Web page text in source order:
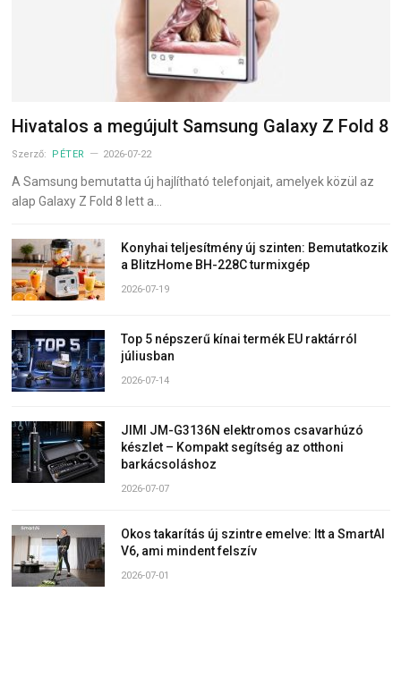
Hivatalos a megújult Samsung Galaxy Z Fold 8
Szerző: PÉTER 2026-07-22
A Samsung bemutatta új hajlítható telefonjait, amelyek közül az
alap Galaxy Z Fold 8 lett a…
Konyhai teljesítmény új szinten: Bemutatkozik
a BlitzHome BH-228C turmixgép
2026-07-19
Top 5 népszerű kínai termék EU raktárról
júliusban
2026-07-14
JIMI JM-G3136N elektromos csavarhúzó
készlet – Kompakt segítség az otthoni
barkácsoláshoz
2026-07-07
Okos takarítás új szintre emelve: Itt a SmartAI
V6, ami mindent felszív
2026-07-01